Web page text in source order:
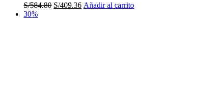
S/584.80 El
S/409.36ElAñadir al carrito
30%